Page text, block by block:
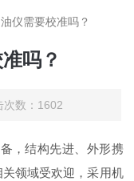
仪需要校准吗？
吗？
数：1602
结构先进、外形携
领域受欢迎，采用机